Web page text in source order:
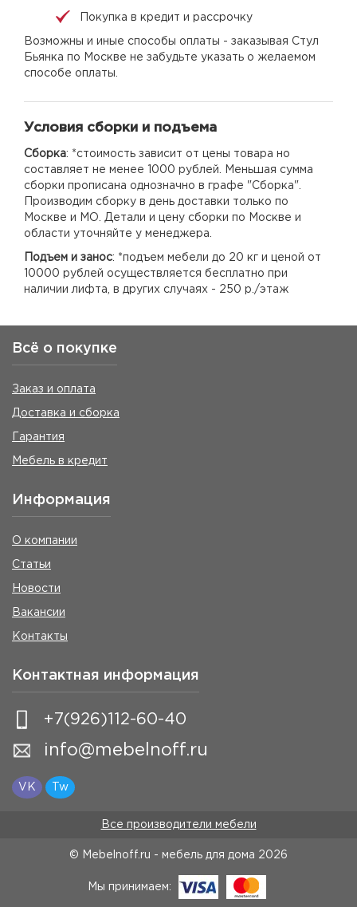
Покупка в кредит и рассрочку
Возможны и иные способы оплаты - заказывая Стул
Бьянка по Москве не забудьте указать о желаемом
способе оплаты.
Условия сборки и подъема
Сборка: *стоимость зависит от цены товара но
составляет не менее 1000 рублей. Меньшая сумма
сборки прописана однозначно в графе "Сборка".
Производим сборку в день доставки только по
Москве и МО. Детали и цену сборки по Москве и
области уточняйте у менеджера.
Подъем и занос: *подъем мебели до 20 кг и ценой от
10000 рублей осуществляется бесплатно при
наличии лифта, в других случаях - 250 р./этаж
Всё о покупке
Заказ и оплата
Доставка и сборка
Гарантия
Мебель в кредит
Информация
О компании
Статьи
Новости
Вакансии
Контакты
Контактная информация
+7(926)112-60-40
info@mebelnoff.ru
VK Tw
Все производители мебели
© Mebelnoff.ru - мебель для дома 2026
Мы принимаем: